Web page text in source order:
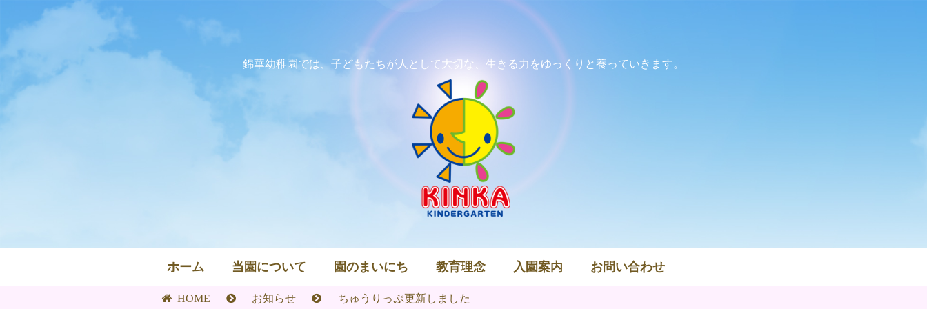
錦華幼稚園では、子どもたちが人として大切な、生きる力をゆっくりと養っていきます。
ホーム 当園について 園のまいにち 教育理念 入園案内 お問い合わせ
HOME お知らせ ちゅうりっぷ更新しました